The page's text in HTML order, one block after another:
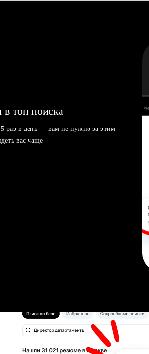
в топ поиска
раз в день — вам не нужно за этим
вас чаще